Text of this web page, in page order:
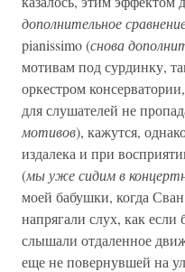
дополнительное
pianissimo (снова
мотивам под сурдинку,
оркестром
для слушателей не
мотивов), кажутся,
издалека и при
(мы уже сидим в
моей бабушки, когда
напрягали слух, как если
слышали отдаленное
еще не повернувшей на